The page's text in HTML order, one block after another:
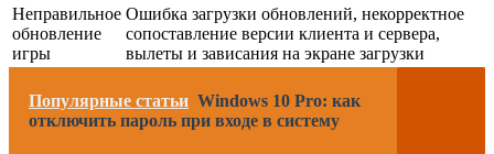
Неправильное
обновление
игры
Ошибка загрузки обновлений, некорректное
сопоставление версии клиента и сервера,
вылеты и зависания на экране загрузки
Популярные статьи Windows 10 Pro: как
отключить пароль при входе в систему